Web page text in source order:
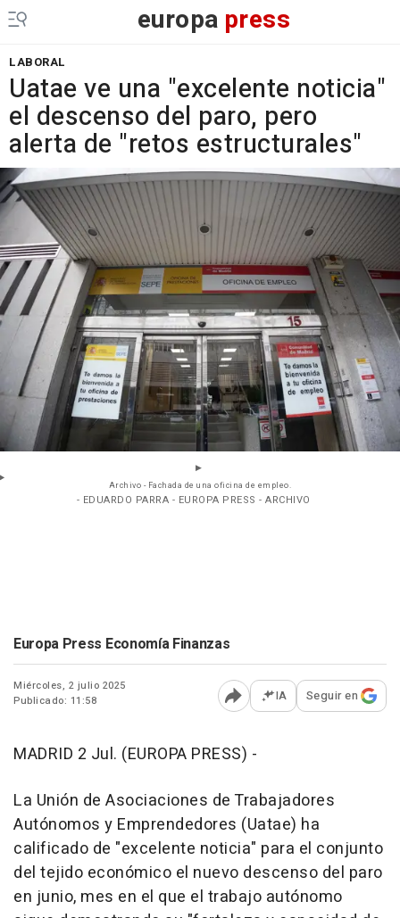
europa press
LABORAL
Uatae ve una "excelente noticia"
el descenso del paro, pero
alerta de "retos estructurales"
Archivo - Fachada de una oficina de empleo.
- EDUARDO PARRA - EUROPA PRESS - ARCHIVO
Europa Press Economía Finanzas
Miércoles, 2 julio 2025
Publicado: 11:58
Abrir opciones para
IA Seguir en
MADRID 2 Jul. (EUROPA PRESS) -
La Unión de Asociaciones de Trabajadores
Autónomos y Emprendedores (Uatae) ha
calificado de "excelente noticia" para el conjunto
del tejido económico el nuevo descenso del paro
en junio, mes en el que el trabajo autónomo